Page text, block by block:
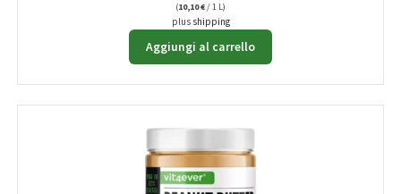
(10,10€/ 1 L)
plus shipping
Aggiungi al carrello